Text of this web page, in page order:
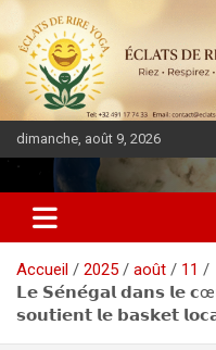
dimanche, août 9, 2026
DIASPORA
Accueil 2025 août
11
𝗟𝗲 𝗦𝗲́𝗻𝗲́𝗴𝗮𝗹 𝗱𝗮𝗻𝘀 𝗹𝗲
𝘀𝗼𝘂𝘁𝗶𝗲𝗻𝘁 𝗹𝗲 𝗯𝗮𝘀𝗸𝗲𝘁